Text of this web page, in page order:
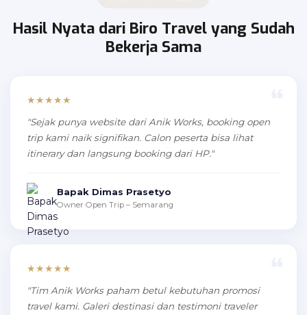
Hasil Nyata dari Biro Travel yang Sudah
Bekerja Sama
★★★★★
"Sejak punya website dari Anik Works, booking open
trip kami naik signifikan. Calon peserta bisa lihat
itinerary dan langsung booking dari HP."
Bapak Dimas Prasetyo
Owner Open Trip – Semarang
★★★★★
"Tim Anik Works paham betul kebutuhan promosi
travel kami. Galeri destinasi dan testimoni traveler